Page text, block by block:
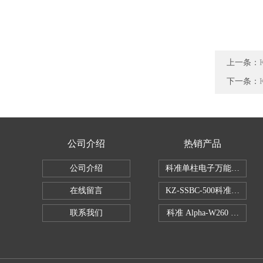
上一条：
下一条：
公司介绍
公司介绍
在线留言
联系我们
热销产品
科准单柱电子万能拉力机
KZ-SSBC-500科准单柱电
科准 Alpha-W260 半导体